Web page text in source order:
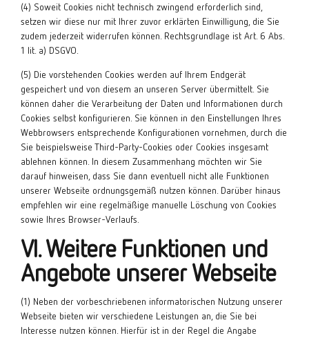
(4) Soweit Cookies nicht technisch zwingend erforderlich sind,
setzen wir diese nur mit Ihrer zuvor erklärten Einwilligung, die Sie
zudem jederzeit widerrufen können. Rechtsgrundlage ist Art. 6 Abs.
1 lit. a) DSGVO.
(5) Die vorstehenden Cookies werden auf Ihrem Endgerät
gespeichert und von diesem an unseren Server übermittelt. Sie
können daher die Verarbeitung der Daten und Informationen durch
Cookies selbst konfigurieren. Sie können in den Einstellungen Ihres
Webbrowsers entsprechende Konfigurationen vornehmen, durch die
Sie beispielsweise Third-Party-Cookies oder Cookies insgesamt
ablehnen können. In diesem Zusammenhang möchten wir Sie
darauf hinweisen, dass Sie dann eventuell nicht alle Funktionen
unserer Webseite ordnungsgemäß nutzen können. Darüber hinaus
empfehlen wir eine regelmäßige manuelle Löschung von Cookies
sowie Ihres Browser-Verlaufs.
VI. Weitere Funktionen und
Angebote unserer Webseite
(1) Neben der vorbeschriebenen informatorischen Nutzung unserer
Webseite bieten wir verschiedene Leistungen an, die Sie bei
Interesse nutzen können. Hierfür ist in der Regel die Angabe